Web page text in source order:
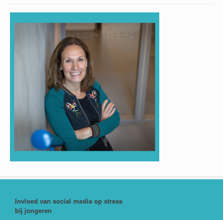
Invloed van social media op stress
bij jongeren